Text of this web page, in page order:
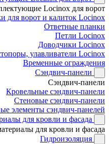
Locinox для ворот
для ворот и калиток Locinox
Ответные планки
Петли Locinox
Доводчики Locinox
улавливатели Locinox
Временные ограждения
Сэндвич-панели
Сэндвич-панели
Кровельные сэндвич-панели
Стеновые сэндвич-панели
элементы сэндвич-панелей
для кровли и фасада
для кровли и фасада
Гидроизоляция